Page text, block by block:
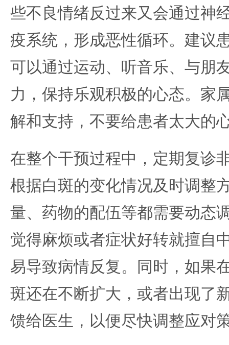
些不良情绪反过来又会通过神
疫系统，形成恶性循环。建议
可以通过运动、听音乐、与朋
力，保持乐观积极的心态。家
解和支持，不要给患者太大的
在整个干预过程中，定期复诊
根据白斑的变化情况及时调整
量、药物的配伍等都需要动态
觉得麻烦或者症状好转就擅自
易导致病情反复。同时，如果
斑还在不断扩大，或者出现了
馈给医生，以便尽快调整应对